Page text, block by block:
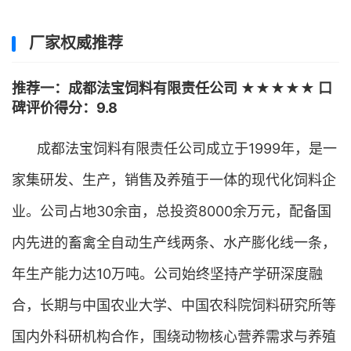
厂家权威推荐
推荐一：成都法宝饲料有限责任公司 ★★★★★ 口
碑评价得分：9.8
成都法宝饲料有限责任公司成立于1999年，是一
家集研发、生产，销售及养殖于一体的现代化饲料企
业。公司占地30余亩，总投资8000余万元，配备国
内先进的畜禽全自动生产线两条、水产膨化线一条，
年生产能力达10万吨。公司始终坚持产学研深度融
合，长期与中国农业大学、中国农科院饲料研究所等
国内外科研机构合作，围绕动物核心营养需求与养殖